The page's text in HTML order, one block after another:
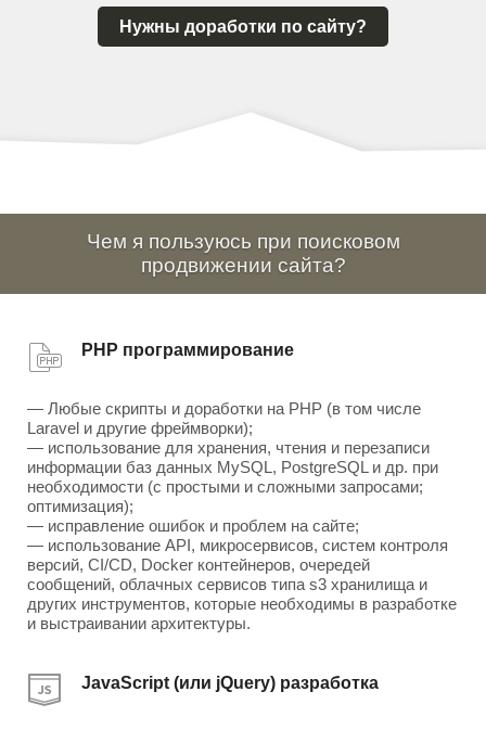
Нужны доработки по сайту?
Чем я пользуюсь при поисковом
продвижении сайта?
PHP программирование
— Любые скрипты и доработки на PHP (в том числе
Laravel и другие фреймворки);
— использование для хранения, чтения и перезаписи
информации баз данных MySQL, PostgreSQL и др. при
необходимости (с простыми и сложными запросами;
оптимизация);
— исправление ошибок и проблем на сайте;
— использование API, микросервисов, систем контроля
версий, CI/CD, Docker контейнеров, очередей
сообщений, облачных сервисов типа s3 хранилища и
других инструментов, которые необходимы в разработке
и выстраивании архитектуры.
JavaScript (или jQuery) разработка